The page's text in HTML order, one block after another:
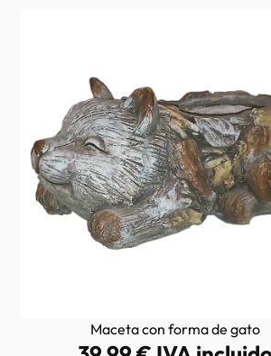
Maceta con forma de gato